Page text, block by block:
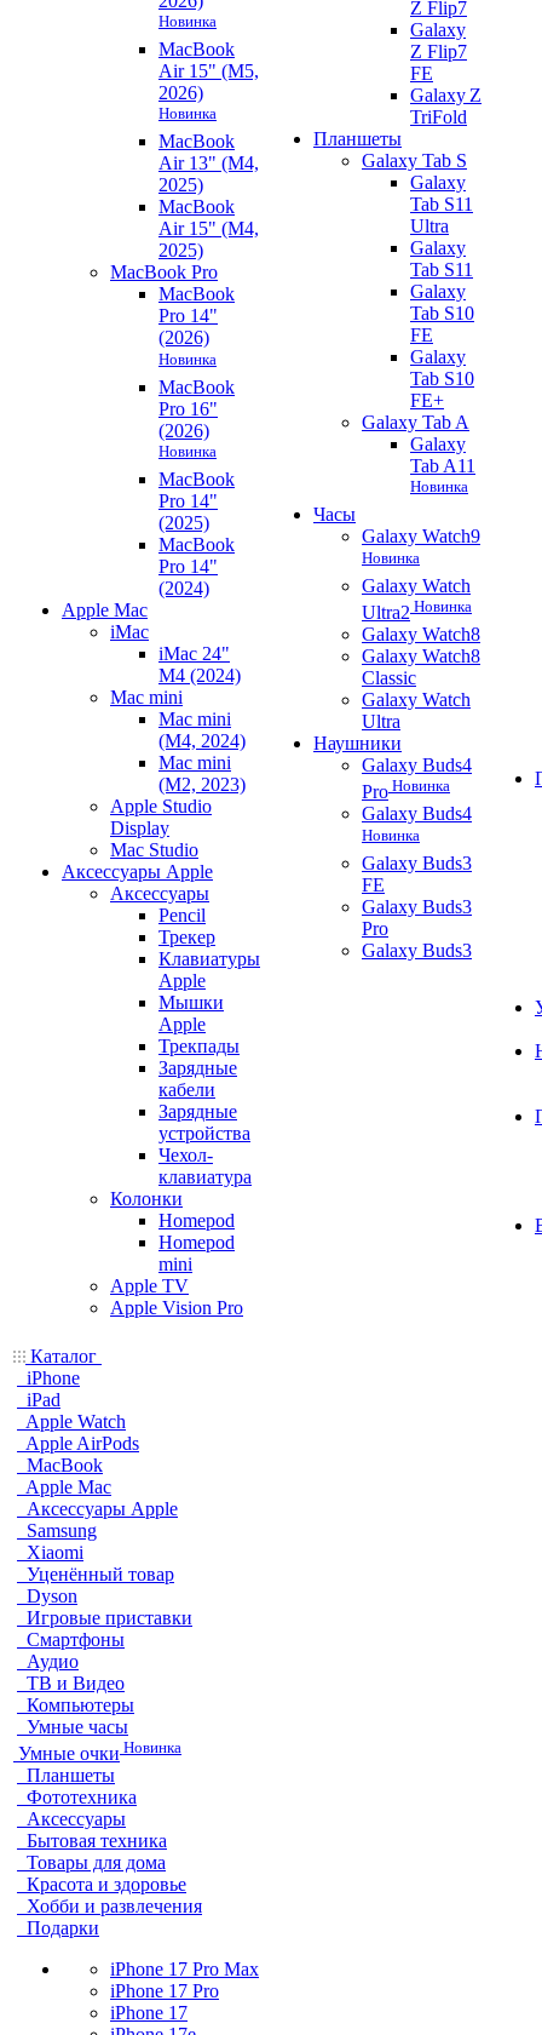
Новинка
MacBook
Air 15" (M5,
2026)
Новинка
MacBook
Air 13" (M4,
2025)
MacBook
Air 15" (M4,
2025)
MacBook Pro
MacBook
Pro 14"
(2026)
Новинка
MacBook
Pro 16"
(2026)
Новинка
MacBook
Pro 14"
(2025)
MacBook
Pro 14"
(2024)
Apple Mac
iMac
iMac 24"
M4 (2024)
Mac mini
Mac mini
(M4, 2024)
Mac mini
(M2, 2023)
Apple Studio
Display
Mac Studio
Аксессуары Apple
Аксессуары
Pencil
Трекер
Клавиатуры
Apple
Мышки
Apple
Трекпады
Зарядные
кабели
Зарядные
устройства
Чехол-
клавиатура
Колонки
Homepod
Homepod
mini
Apple TV
Apple Vision Pro
Z Flip7
Galaxy
Z Flip7
FE
Galaxy Z
TriFold
Планшеты
Galaxy Tab S
Galaxy
Tab S11
Ultra
Galaxy
Tab S11
Galaxy
Tab S10
FE
Galaxy
Tab S10
FE+
Galaxy Tab A
Galaxy
Tab A11
Новинка
Часы
Galaxy Watch9
Новинка
Galaxy Watch
Ultra2 Новинка
Galaxy Watch8
Galaxy Watch8
Classic
Galaxy Watch
Ultra
Наушники
Galaxy Buds4
Pro Новинка
Galaxy Buds4
Новинка
Galaxy Buds3
FE
Galaxy Buds3
Pro
Galaxy Buds3
Каталог
iPhone
iPad
Apple Watch
Apple AirPods
MacBook
Apple Mac
Аксессуары Apple
Samsung
Xiaomi
Уценённый товар
Dyson
Игровые приставки
Смартфоны
Аудио
ТВ и Видео
Компьютеры
Умные часы
Умные очки Новинка
Планшеты
Фототехника
Аксессуары
Бытовая техника
Товары для дома
Красота и здоровье
Хобби и развлечения
Подарки
iPhone 17 Pro Max
iPhone 17 Pro
iPhone 17